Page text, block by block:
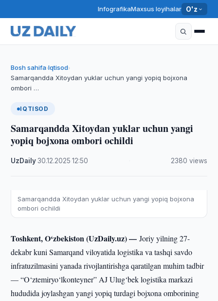
InfografikaMaxsus loyihalar O'z
Bosh sahifa›Iqtisod›
Samarqandda Xitoydan yuklar uchun yangi yopiq bojxona
ombori …
IQTISOD
Samarqandda Xitoydan yuklar uchun yangi
yopiq bojxona ombori ochildi
UzDaily·30.12.2025 ·12:50 2380 views
Samarqandda Xitoydan yuklar uchun yangi yopiq bojxona
ombori ochildi
Toshkent, O‘zbekiston (UzDaily.uz) —Joriy yilning 27-
dekabr kuni Samarqand viloyatida logistika va tashqi savdo
infratuzilmasini yanada rivojlantirishga qaratilgan muhim tadbir
— “O‘ztemiryo‘lkonteyner” AJ Ulug‘bek logistika markazi
hududida joylashgan yangi yopiq turdagi bojxona omborining